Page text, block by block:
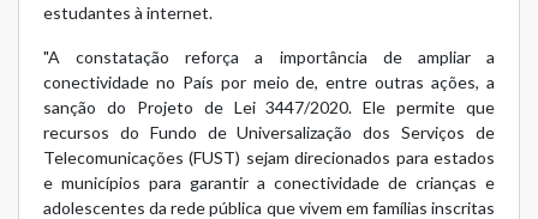
estudantes à internet.
"A constatação reforça a importância de ampliar a
conectividade no País por meio de, entre outras ações, a
sanção do Projeto de Lei 3447/2020. Ele permite que
recursos do Fundo de Universalização dos Serviços de
Telecomunicações (FUST) sejam direcionados para estados
e municípios para garantir a conectividade de crianças e
adolescentes da rede pública que vivem em famílias inscritas